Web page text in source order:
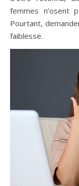
femmes n’osent
Pourtant,
faiblesse.